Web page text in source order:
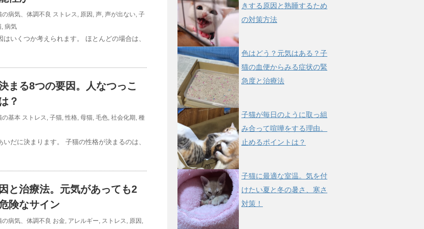
の病気、体調不良 ストレス, 原因 , 声, 声が出ない, 子
, 病気
いくつか考えられます。 ほとんどの場合は、
まる8つの要因。人なつっこ
？
の基本 ストレス, 子猫, 性格, 母猫, 毛色, 社会化期 , 種
だに決まります。 子猫の性格が決まるのは、
と治療法。元気があっても2
険なサイン
の病気、体調不良 お金, アレルギー, ストレス, 原因 ,
きする原因と熟睡するため
の対策方法
色はどう？元気はある？子
猫の血便からみる症状の緊
急度と治療法
子猫が毎日のように取っ組
み合って喧嘩をする理由。
止めるポイントは？
子猫に最適な室温。気を付
けたい夏と冬の暑さ、寒さ
対策！